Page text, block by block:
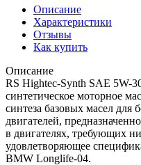
Описание
Характеристики
Отзывы
Как купить
Описание
RS Hightec-Synth SAE 5W-
синтетическое моторное
синтеза базовых масел для
двигателей,
в двигателях, требующих
удовлетворяющее
BMW Longlife-04.